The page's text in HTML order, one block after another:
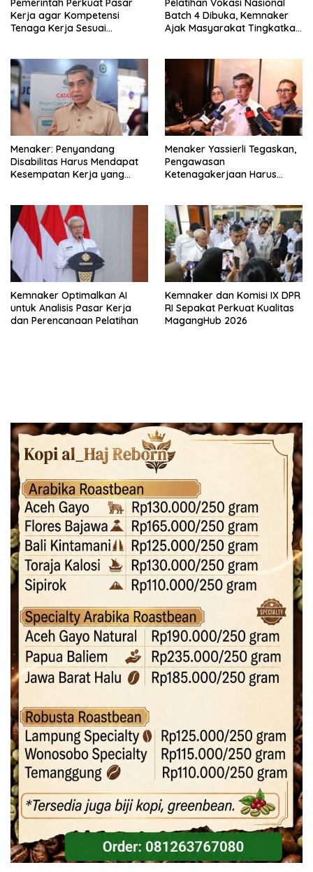
Pemerintah Perkuat Pasar
Kerja agar Kompetensi
Tenaga Kerja Sesuai
Pelatihan Vokasi Nasional
Batch 4 Dibuka, Kemnaker
Ajak Masyarakat Tingkatkan
Menaker: Penyandang
Disabilitas Harus Mendapat
Kesempatan Kerja yang
Menaker Yassierli Tegaskan,
Pengawasan
Ketenagakerjaan Harus
Kemnaker Optimalkan AI
untuk Analisis Pasar Kerja
dan Perencanaan Pelatihan
Kemnaker dan Komisi IX DPR
RI Sepakat Perkuat Kualitas
MagangHub 2026